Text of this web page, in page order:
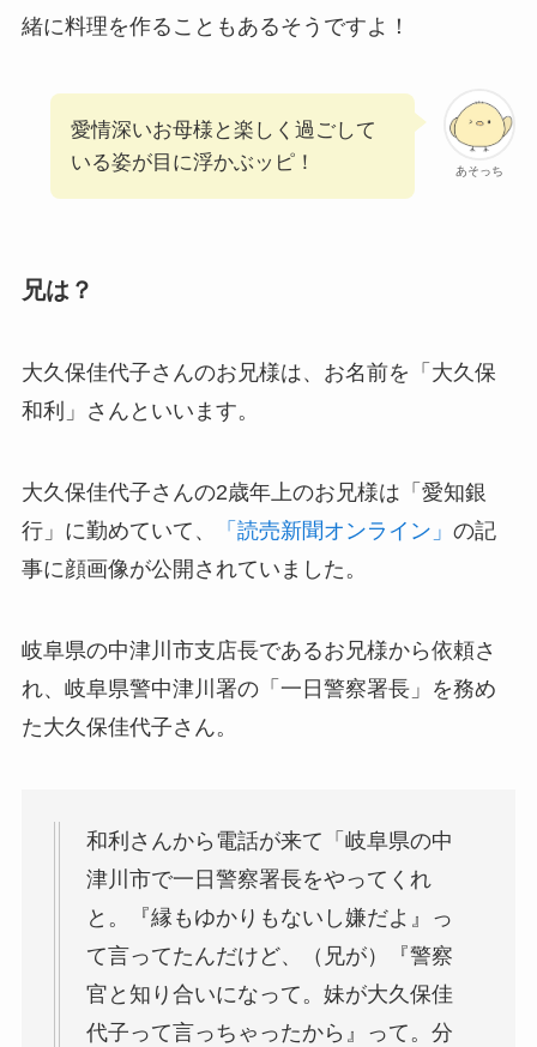
緒に料理を作ることもあるそうですよ！
あそっち
愛情深いお母様と楽しく過ごして
いる姿が目に浮かぶッピ！
兄は？
大久保佳代子さんのお兄様は、お名前を「大久保
和利」さんといいます。
大久保佳代子さんの2歳年上のお兄様は「愛知銀
行」に勤めていて、
「読売新聞オンライン」 の記
事に顔画像が公開されていました。
岐阜県の中津川市支店長であるお兄様から依頼さ
れ、岐阜県警中津川署の「一日警察署長」を務め
た大久保佳代子さん。
和利さんから電話が来て「岐阜県の中
津川市で一日警察署長をやってくれ
と。『縁もゆかりもないし嫌だよ』っ
て言ってたんだけど、（兄が）『警察
官と知り合いになって。妹が大久保佳
代子って言っちゃったから』って。分